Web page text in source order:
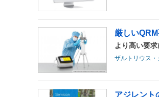
厳しい
より高い要
ザルトリウス・
アジレント